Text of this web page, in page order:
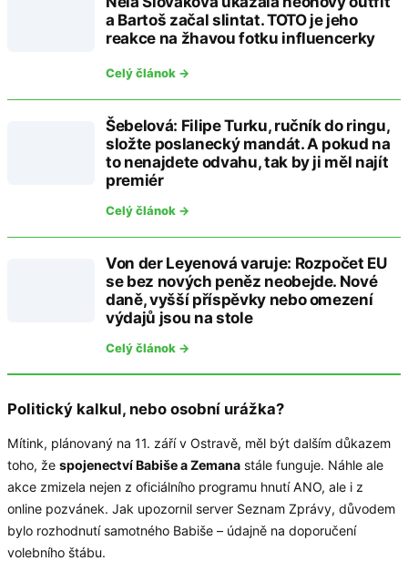
a Bartoš začal slintat. TOTO je jeho
reakce na žhavou fotku influencerky
Celý článok →
Šebelová: Filipe Turku, ručník do ringu,
složte poslanecký mandát. A pokud na
to nenajdete odvahu, tak by ji měl najít
premiér
Celý článok →
Von der Leyenová varuje: Rozpočet EU
se bez nových peněz neobejde. Nové
daně, vyšší příspěvky nebo omezení
výdajů jsou na stole
Celý článok →
Politický kalkul, nebo osobní urážka?
Mítink, plánovaný na 11. září v Ostravě, měl být dalším důkazem
toho, že spojenectví Babiše a Zemana stále funguje. Náhle ale
akce zmizela nejen z oficiálního programu hnutí ANO, ale i z
online pozvánek. Jak upozornil server Seznam Zprávy, důvodem
bylo rozhodnutí samotného Babiše – údajně na doporučení
volebního štábu.